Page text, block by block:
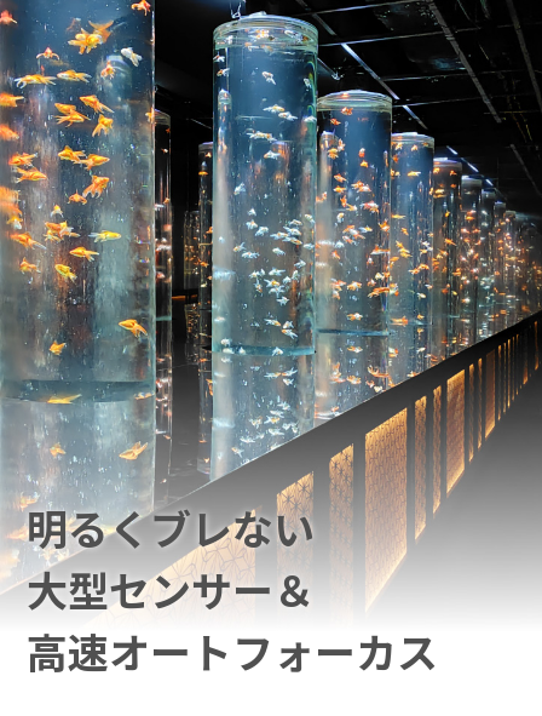
スマホ活用術
明るくブレない
大型センサー＆
高速オートフォーカス